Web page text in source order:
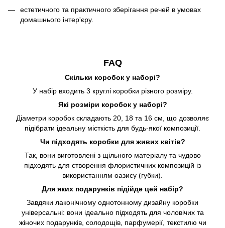
естетичного та практичного зберігання речей в умовах
домашнього інтер'єру.
FAQ
Скільки коробок у наборі?
У набір входить 3 круглі коробки різного розміру.
Які розміри коробок у наборі?
Діаметри коробок складають 20, 18 та 16 см, що дозволяє
підібрати ідеальну місткість для будь-якої композиції.
Чи підходять коробки для живих квітів?
Так, вони виготовлені з щільного матеріалу та чудово
підходять для створення флористичних композицій із
використанням оазису (губки).
Для яких подарунків підійде цей набір?
Завдяки лаконічному однотонному дизайну коробки
універсальні: вони ідеально підходять для чоловічих та
жіночих подарунків, солодощів, парфумерії, текстилю чи